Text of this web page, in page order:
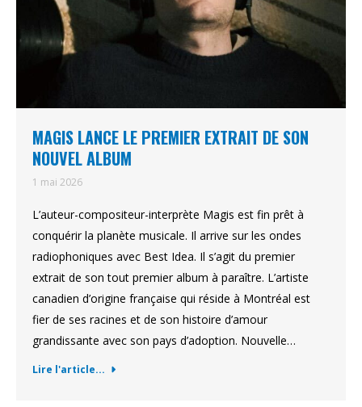
MAGIS LANCE LE PREMIER EXTRAIT DE SON
NOUVEL ALBUM
1 mai 2026
L’auteur-compositeur-interprète Magis est fin prêt à
conquérir la planète musicale. Il arrive sur les ondes
radiophoniques avec Best Idea. Il s’agit du premier
extrait de son tout premier album à paraître. L’artiste
canadien d’origine française qui réside à Montréal est
fier de ses racines et de son histoire d’amour
grandissante avec son pays d’adoption. Nouvelle…
Lire l'article...